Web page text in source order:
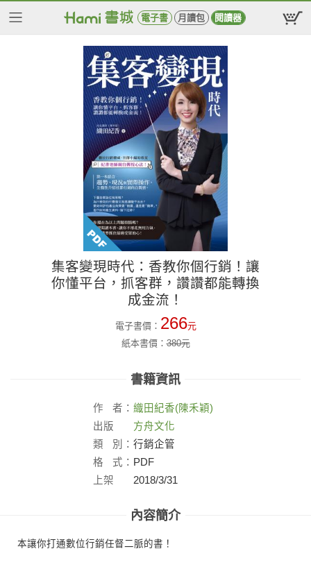
電子書 月讀包 閱讀器
集客變現時代：香教你個行銷！讓
你懂平台，抓客群，讚讚都能轉換
成金流！
電子書價： 266元
紙本書價：380元
書籍資訊
作 者： 織田紀香(陳禾穎)
出版
社：
方舟文化
類
別： 行銷企管
格
式： PDF
上架
2018/3/31
內容簡介
本讓你打通數位行銷任督二脈的書！